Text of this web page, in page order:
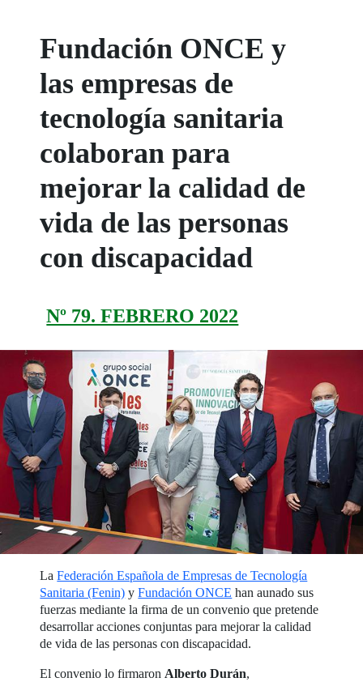
Fundación ONCE y
las empresas de
tecnología sanitaria
colaboran para
mejorar la calidad de
vida de las personas
con discapacidad
Nº 79. FEBRERO 2022
LaFederación Española de Empresas de Tecnología
Sanitaria (Fenin) yFundación ONCE han aunado sus
fuerzas mediante la firma de un convenio que pretende
desarrollar acciones conjuntas para mejorar la calidad
de vida de las personas con discapacidad.
El convenio lo firmaron Alberto Durán,